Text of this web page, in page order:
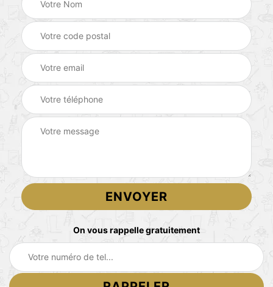
On vous rappelle gratuitement